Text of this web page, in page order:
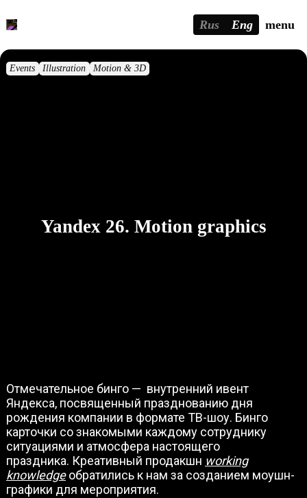
Rus Eng menu
Events Illustration Motion & 3D
Yandex 26. Motion graphics
Отмечательное бинго — внутренний ивент
Яндекса, посвященный празднованию дня
рождения компании в формате ТВ-шоу. Бинго
карточки со знакомыми каждому сотруднику
ситуациями и атмосфера настоящего
праздника. Креативный продакшн working
knowledgeобратились к нам за созданием моушн-
графики для мероприятия.